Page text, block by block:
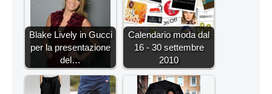
Blake Lively in Gucci
per la presentazione
del…
Calendario moda dal
16 - 30 settembre
2010